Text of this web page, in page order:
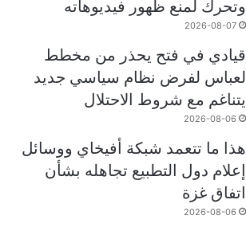
وتحرك لمنع ظهور فيديوهاته
2026-08-07
قيادي في فتح يحذر من مخطط
لعباس لفرض نظام سياسي جديد
يتناغم مع شروط الاحتلال
2026-08-06
هذا ما تتعمد شبكة أفيخاي ووسائل
إعلام دول التطبيع تجاهله بشأن
اتفاق غزة
2026-08-06